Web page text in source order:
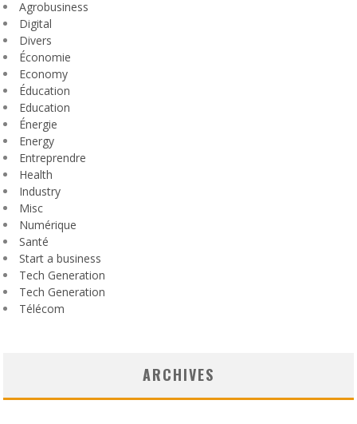
Agrobusiness
Digital
Divers
Économie
Economy
Éducation
Education
Énergie
Energy
Entreprendre
Health
Industry
Misc
Numérique
Santé
Start a business
Tech Generation
Tech Generation
Télécom
ARCHIVES